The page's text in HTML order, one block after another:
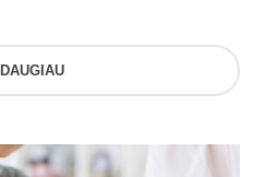
DAUGIAU